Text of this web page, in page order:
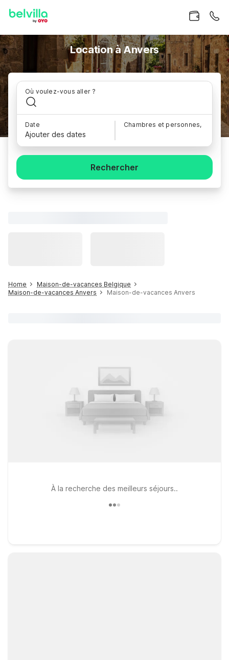
Location à Anvers
Où voulez-vous aller ?
Date
Ajouter des dates
Chambres et personnes,
Rechercher
Home
Maison-de-vacances Belgique
Maison-de-vacances Anvers
Maison-de-vacances Anvers
À la recherche des meilleurs séjours..